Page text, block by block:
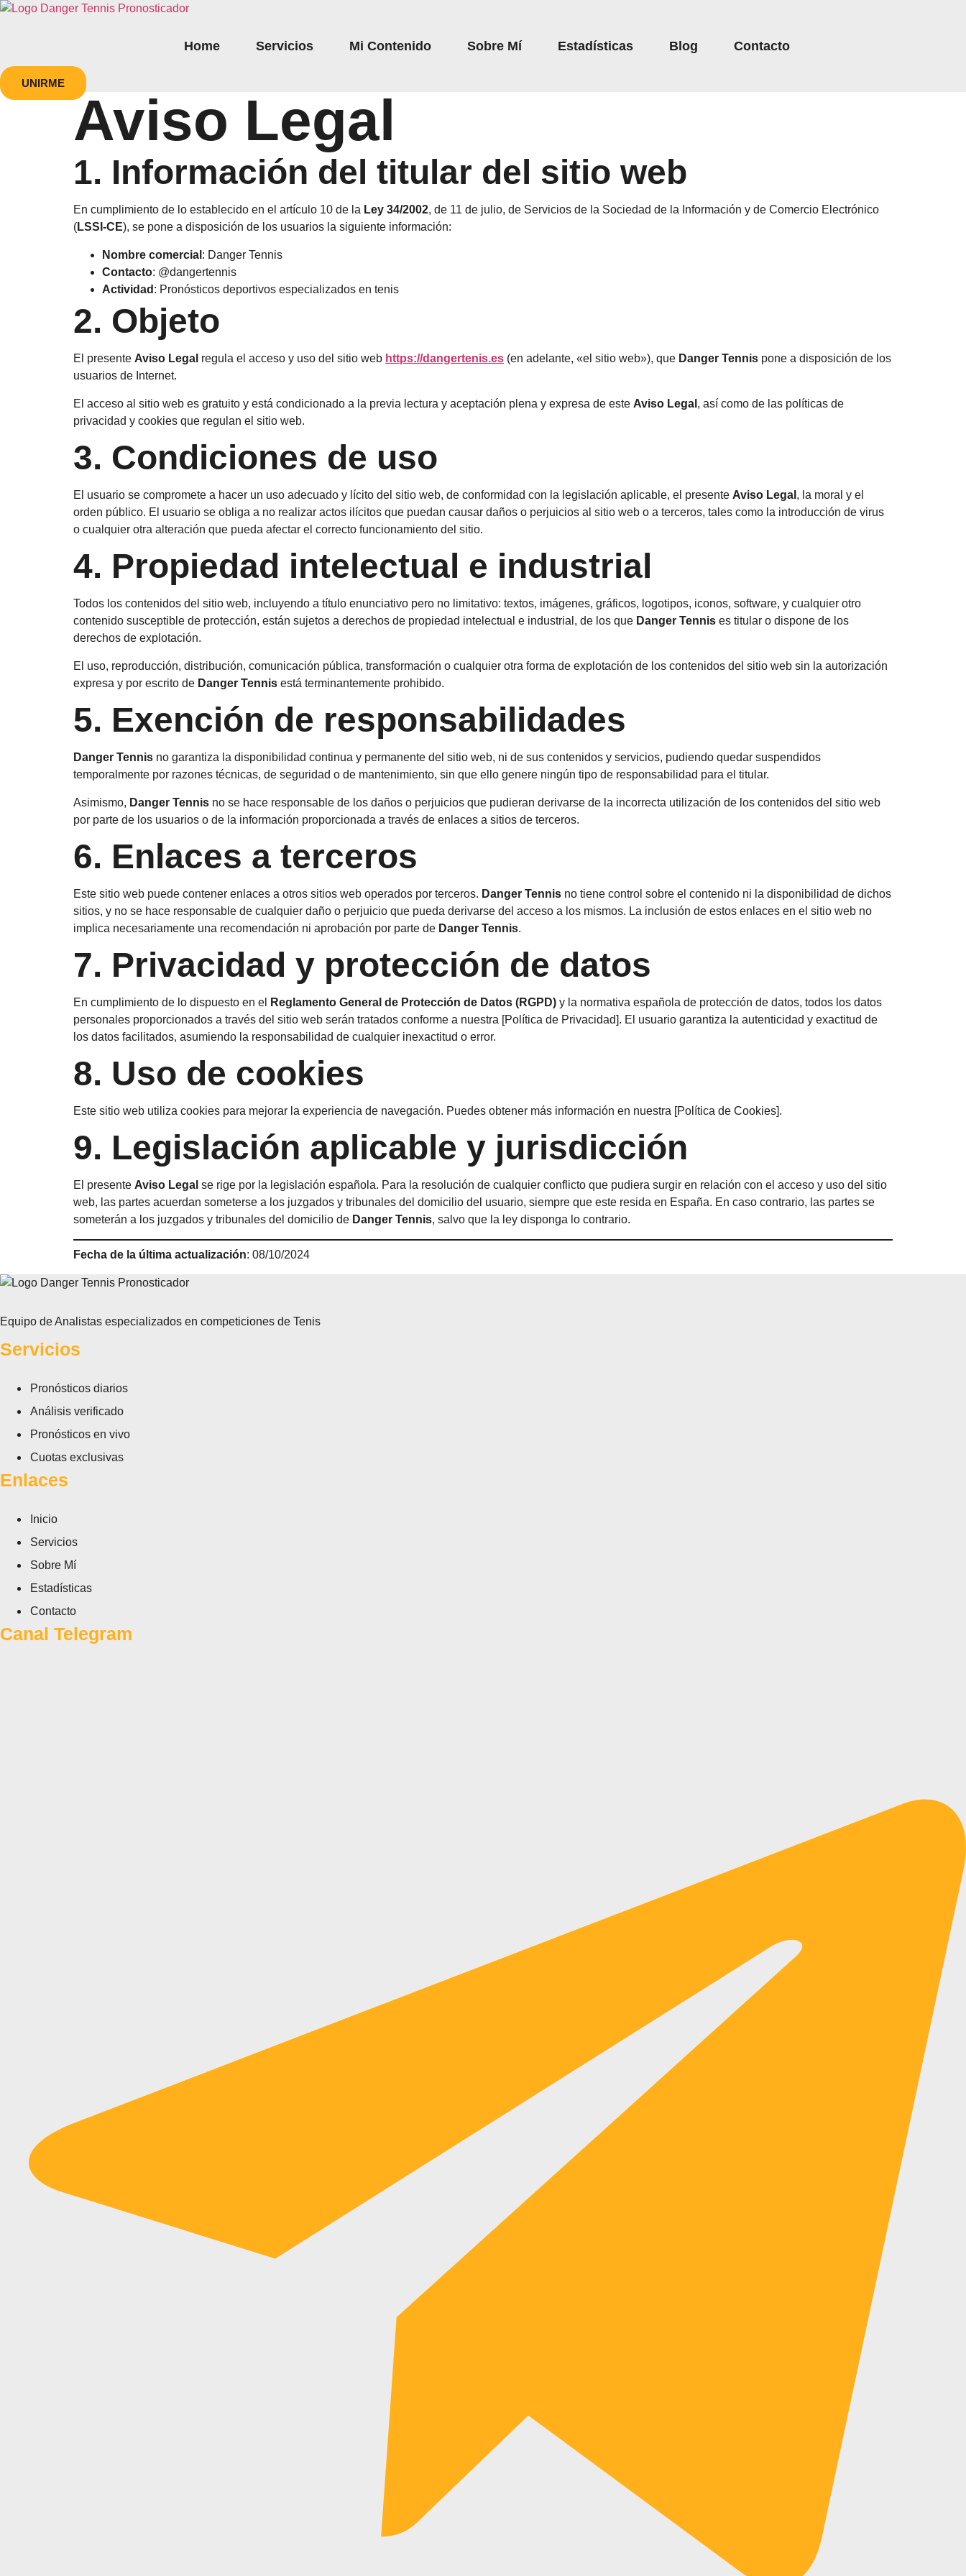
Ir
Home Servicios Mi Contenido Sobre Mí Estadísticas Blog Contacto
UNIRME
Aviso Legal
1. Información del titular del sitio web
En cumplimiento de lo establecido en el artículo 10 de la Ley 34/2002, de 11 de julio, de Servicios de la Sociedad de la Información y de Comercio Electrónico
(LSSI-CE), se pone a disposición de los usuarios la siguiente información:
Nombre comercial : Danger Tennis
Contacto: @dangertennis
Actividad : Pronósticos deportivos especializados en tenis
2. Objeto
El presente Aviso Legal regula el acceso y uso del sitio web https://dangertenis.es (en adelante, «el sitio web»), que Danger Tennis pone a disposición de los
usuarios de Internet.
El acceso al sitio web es gratuito y está condicionado a la previa lectura y aceptación plena y expresa de este Aviso Legal , así como de las políticas de
privacidad y cookies que regulan el sitio web.
3. Condiciones de uso
El usuario se compromete a hacer un uso adecuado y lícito del sitio web, de conformidad con la legislación aplicable, el presente Aviso Legal , la moral y el
orden público. El usuario se obliga a no realizar actos ilícitos que puedan causar daños o perjuicios al sitio web o a terceros, tales como la introducción de virus
o cualquier otra alteración que pueda afectar el correcto funcionamiento del sitio.
4. Propiedad intelectual e industrial
Todos los contenidos del sitio web, incluyendo a título enunciativo pero no limitativo: textos, imágenes, gráficos, logotipos, iconos, software, y cualquier otro
contenido susceptible de protección, están sujetos a derechos de propiedad intelectual e industrial, de los que Danger Tennis es titular o dispone de los
derechos de explotación.
El uso, reproducción, distribución, comunicación pública, transformación o cualquier otra forma de explotación de los contenidos del sitio web sin la autorización
expresa y por escrito de Danger Tennis está terminantemente prohibido.
5. Exención de responsabilidades
Danger Tennis no garantiza la disponibilidad continua y permanente del sitio web, ni de sus contenidos y servicios, pudiendo quedar suspendidos
temporalmente por razones técnicas, de seguridad o de mantenimiento, sin que ello genere ningún tipo de responsabilidad para el titular.
Asimismo, Danger Tennis no se hace responsable de los daños o perjuicios que pudieran derivarse de la incorrecta utilización de los contenidos del sitio web
por parte de los usuarios o de la información proporcionada a través de enlaces a sitios de terceros.
6. Enlaces a terceros
Este sitio web puede contener enlaces a otros sitios web operados por terceros. Danger Tennis no tiene control sobre el contenido ni la disponibilidad de dichos
sitios, y no se hace responsable de cualquier daño o perjuicio que pueda derivarse del acceso a los mismos. La inclusión de estos enlaces en el sitio web no
implica necesariamente una recomendación ni aprobación por parte de Danger Tennis.
7. Privacidad y protección de datos
En cumplimiento de lo dispuesto en el Reglamento General de Protección de Datos (RGPD) y la normativa española de protección de datos, todos los datos
personales proporcionados a través del sitio web serán tratados conforme a nuestra [Política de Privacidad]. El usuario garantiza la autenticidad y exactitud de
los datos facilitados, asumiendo la responsabilidad de cualquier inexactitud o error.
8. Uso de cookies
Este sitio web utiliza cookies para mejorar la experiencia de navegación. Puedes obtener más información en nuestra [Política de Cookies].
9. Legislación aplicable y jurisdicción
El presente Aviso Legal se rige por la legislación española. Para la resolución de cualquier conflicto que pudiera surgir en relación con el acceso y uso del sitio
web, las partes acuerdan someterse a los juzgados y tribunales del domicilio del usuario, siempre que este resida en España. En caso contrario, las partes se
someterán a los juzgados y tribunales del domicilio de Danger Tennis, salvo que la ley disponga lo contrario.
Fecha de la última actualización: 08/10/2024
Equipo de Analistas especializados en competiciones de Tenis
Servicios
Pronósticos diarios
Análisis verificado
Pronósticos en vivo
Cuotas exclusivas
Enlaces
Inicio
Servicios
Sobre Mí
Estadísticas
Contacto
Canal Telegram